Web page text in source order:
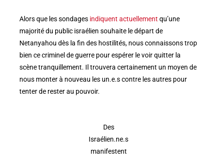
Alors que les sondages indiquent actuellement qu’une
majorité du public israélien souhaite le départ de
Netanyahou dès la fin des hostilités, nous connaissons trop
bien ce criminel de guerre pour espérer le voir quitter la
scène tranquillement. Il trouvera certainement un moyen de
nous monter à nouveau les un.e.s contre les autres pour
tenter de rester au pouvoir.
Des
Israélien.ne.s
manifestent